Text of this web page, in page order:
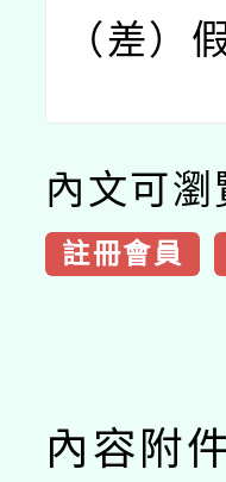
（差）
內文可瀏
註冊會員
內容附